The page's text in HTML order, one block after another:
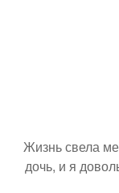
Жизнь свела
дочь, и я